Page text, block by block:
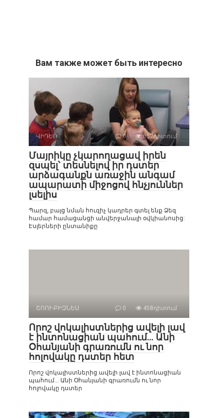
Вам также может быть интересно
ՎԻԴԵՈ 0 852դիտում
Մայրիկը չկարողացավ իրեն
զսպել՝ տեսնելով իր դստեր
արձագանքն առաջին անգամ
ապարատի միջոցով հնչյուններ
լսելիս
Պարզ, բայց նման հուզիչ կադրեր գտել ենք Ձեզ
համար համացանցի անվերջանալի օվկիանոսից:
Էսլերների ընտանիքը
ՇՈՈՒ-ԲԻԶՆԵՍ 0 458դիտում
Որոշ վոկալիստներից ավելի լավ
է ինտոնացիան պահում… Անի
Օհանյանի գրառումն ու նոր
հոլովակը դստեր հետ
Որոշ վոկալիստներից ավելի լավ է ինտոնացիան
պահում… Անի Օհանյանի գրառումն ու նոր
հոլովակը դստեր